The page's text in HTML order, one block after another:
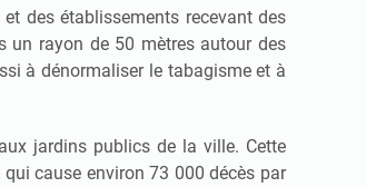
des établissements recevant des
un rayon de 50 mètres autour des
à dénormaliser le tabagisme et à
jardins publics de la ville. Cette
cause environ 73 000 décès par